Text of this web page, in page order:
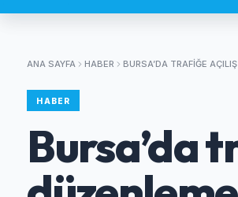
ANA SAYFA HABER BURSA’DA TRAFIĞE
HABER
Bursa’da